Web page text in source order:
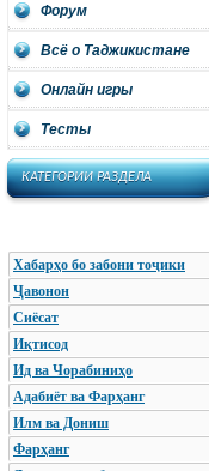
Форум
Всё о Таджикистане
Онлайн игры
Тесты
КАТЕГОРИИ РАЗДЕЛА
Хабарҳо бо забони тоҷики
Ҷавонон
Сиёсат
Иқтисод
Ид ва Чорабиниҳо
Адабиёт ва Фарҳанг
Илм ва Дониш
Фарҳанг